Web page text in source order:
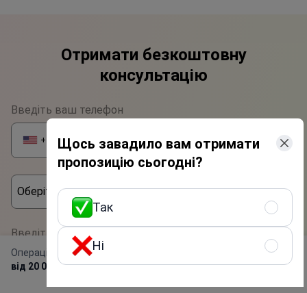
від 20 000 USD
безкоштовно
Отримати безкоштовну
консультацію
Введіть ваш телефон
+1
Оберіть найзручніший спосіб зв'язатися з вами
WhatsApp
Введіть ваше ім'я
Щось завадило вам отримати
пропозицію сьогодні?
Так
Ні